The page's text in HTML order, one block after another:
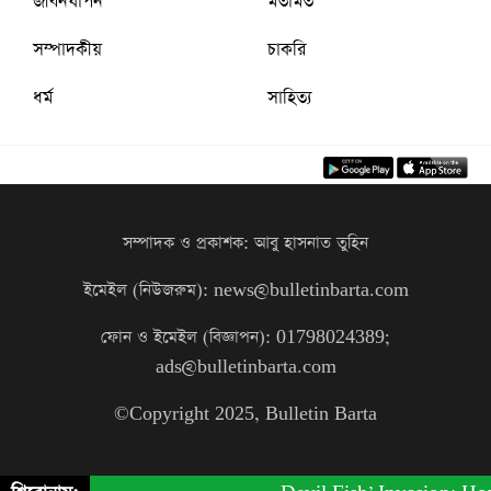
সম্পাদকীয়
চাকরি
ধর্ম
সাহিত্য
সম্পাদক ও প্রকাশক: আবু হাসনাত তুহিন
ইমেইল (নিউজরুম): news@bulletinbarta.com
ফোন ও ইমেইল (বিজ্ঞাপন): 01798024389;
ads@bulletinbarta.com
©️Copyright 2025, Bulletin Barta